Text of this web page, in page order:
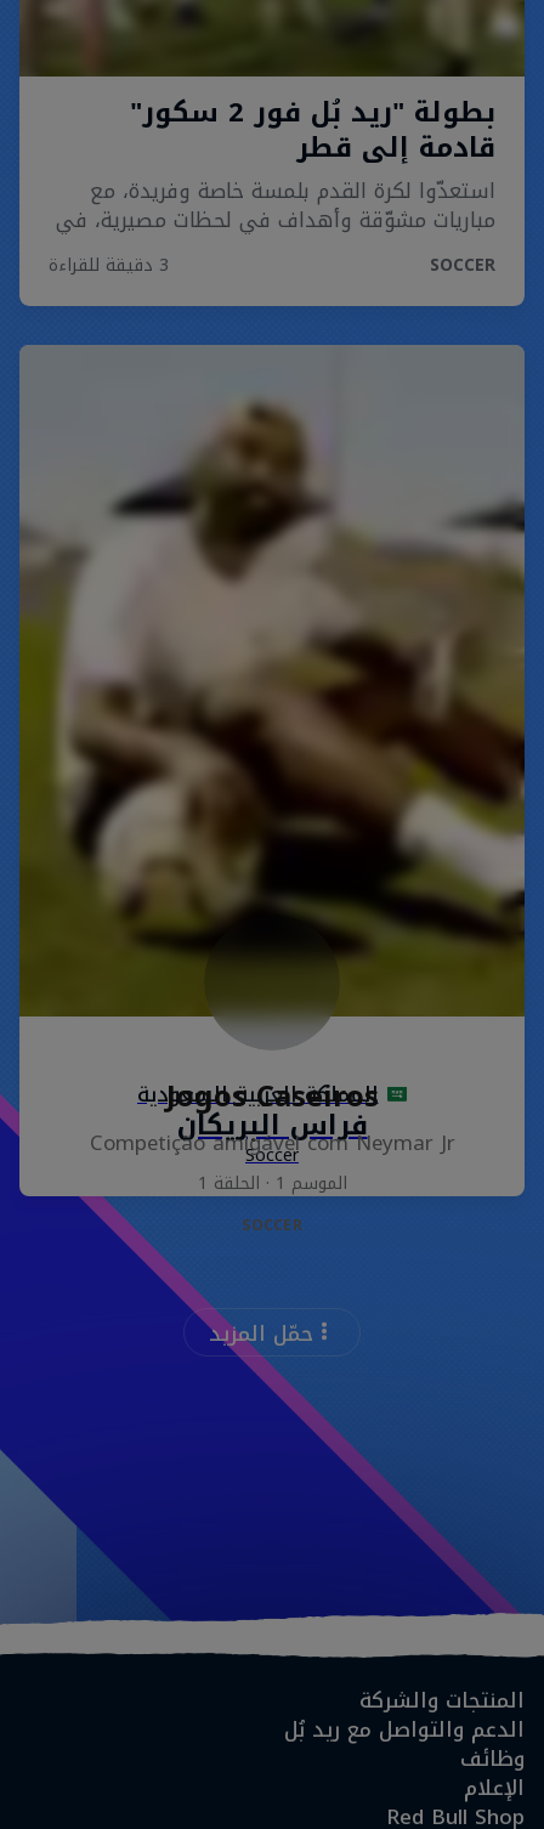
Jogos Caseiros
Competição amigável com Neymar Jr
الموسم ‎1‎ · الحلقة ‎1‎
SOCCER
حمّل المزيد